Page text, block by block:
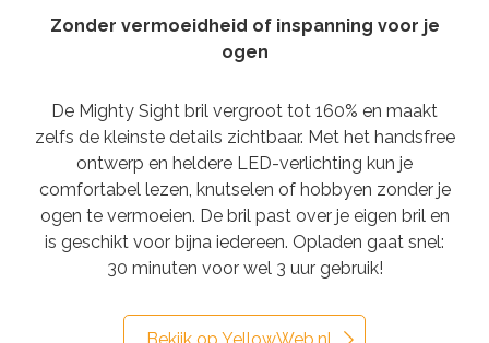
Zonder vermoeidheid of inspanning voor je
ogen
De Mighty Sight bril vergroot tot 160% en maakt
zelfs de kleinste details zichtbaar. Met het handsfree
ontwerp en heldere LED-verlichting kun je
comfortabel lezen, knutselen of hobbyen zonder je
ogen te vermoeien. De bril past over je eigen bril en
is geschikt voor bijna iedereen. Opladen gaat snel:
30 minuten voor wel 3 uur gebruik!